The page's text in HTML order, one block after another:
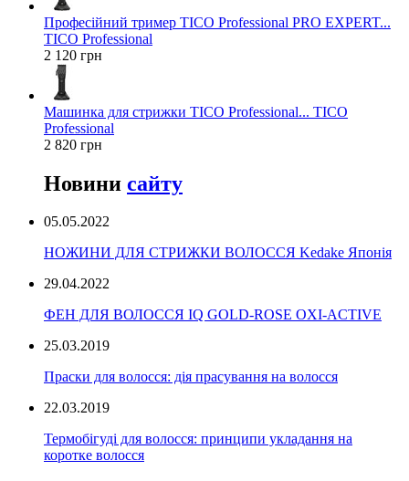
Професійний тример TICO Professional PRO EXPERT...
TICO Professional
2 120 грн
Машинка для стрижки TICO Professional... TICO
Professional
2 820 грн
Новини сайту
05.05.2022
НОЖИНИ ДЛЯ СТРИЖКИ ВОЛОССЯ Kedake Японія
29.04.2022
ФЕН ДЛЯ ВОЛОССЯ IQ GOLD-ROSE OXI-ACTIVE
25.03.2019
Праски для волосся: дія прасування на волосся
22.03.2019
Термобігуді для волосся: принципи укладання на
коротке волосся